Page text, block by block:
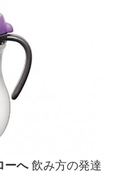
ーへ飲み方の発達